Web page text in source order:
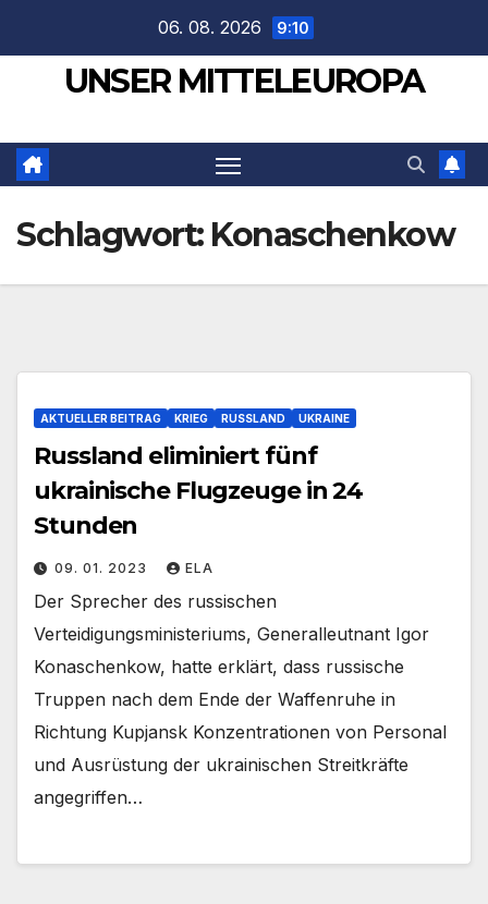
springen
06. 08. 2026 9:10
UNSER MITTELEUROPA
Schlagwort: Konaschenkow
AKTUELLER BEITRAG KRIEG RUSSLAND UKRAINE
Russland eliminiert fünf
ukrainische Flugzeuge in 24
Stunden
09. 01. 2023 ELA
Der Sprecher des russischen
Verteidigungsministeriums, Generalleutnant Igor
Konaschenkow, hatte erklärt, dass russische
Truppen nach dem Ende der Waffenruhe in
Richtung Kupjansk Konzentrationen von Personal
und Ausrüstung der ukrainischen Streitkräfte
angegriffen…